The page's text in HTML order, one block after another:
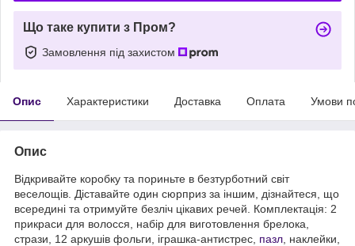
Що таке купити з Пром?
Замовлення під захистом
Опис Характеристики Доставка Оплата Умови
Опис
Відкривайте коробку та пориньте в безтурботний світ
веселощів. Діставайте один сюрприз за іншим, дізнайтеся, що
всередині та отримуйте безліч цікавих речей. Комплектація: 2
прикраси для волосся, набір для виготовлення брелока,
стрази, 12 аркушів фольги, іграшка-антистрес, пазл , наклейки,